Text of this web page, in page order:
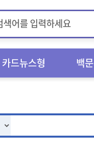
카드뉴스형 백